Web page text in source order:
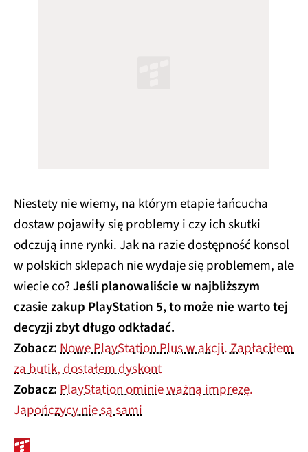
Niestety nie wiemy, na którym etapie łańcucha
dostaw pojawiły się problemy i czy ich skutki
odczują inne rynki. Jak na razie dostępność konsol
w polskich sklepach nie wydaje się problemem, ale
wiecie co?Jeśli planowaliście w najbliższym
czasie zakup PlayStation 5, to może nie warto tej
decyzji zbyt długo odkładać.
Zobacz:Nowe PlayStation Plus w akcji. Zapłaciłem
za butik, dostałem dyskont
Zobacz:PlayStation ominie ważną imprezę.
Japończycy nie są sami